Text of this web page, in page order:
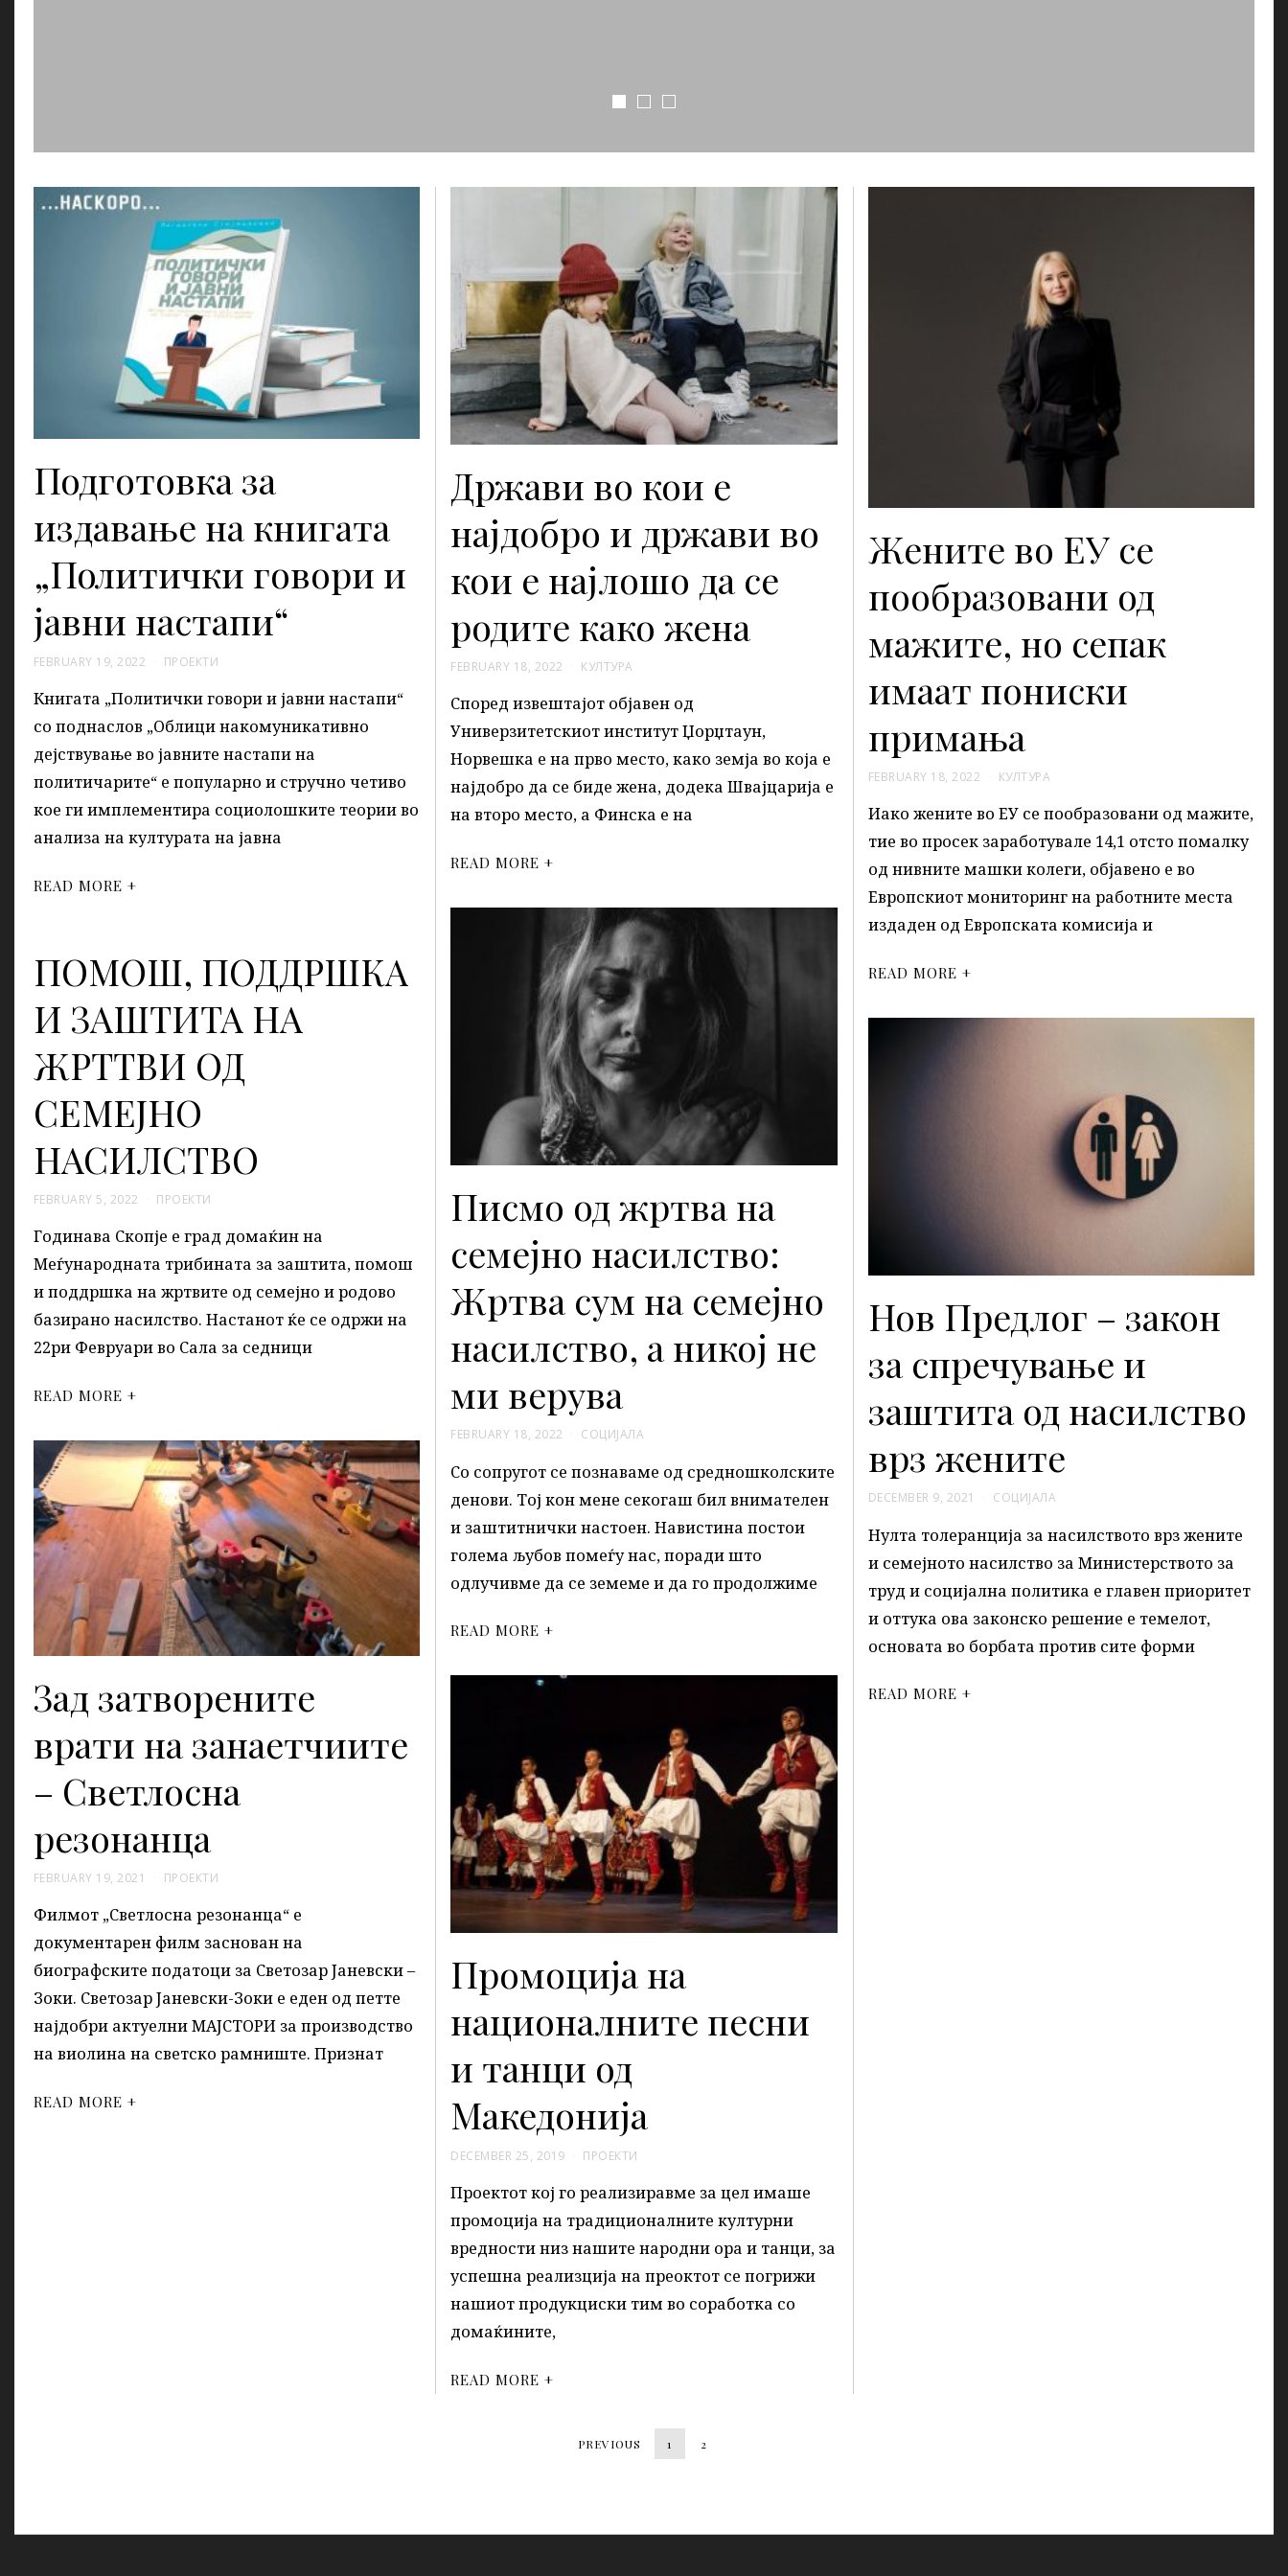
Подготовка за
издавање на книгата
„Политички говори и
јавни настапи“
FEBRUARY 19, 2022 ПРОЕКТИ
Книгата „Политички говори и јавни настапи“
со поднаслов „Облици накомуникативно
дејствување во јавните настапи на
политичарите“ е популарно и стручно четиво
кое ги имплементира социолошките теории во
анализа на културата на јавна
READ MORE +
Држави во кои е
најдобро и држави во
кои е најлошо да се
родите како жена
FEBRUARY 18, 2022 КУЛТУРА
Според извештајот објавен од
Универзитетскиот институт Џорџтаун,
Норвешка е на прво место, како земја во која е
најдобро да се биде жена, додека Швајцарија е
на второ место, а Финска е на
READ MORE +
Жените во ЕУ се
пообразовани од
мажите, но сепак
имаат пониски
примања
FEBRUARY 18, 2022 КУЛТУРА
Иако жените во ЕУ се пообразовани од мажите,
тие во просек заработувале 14,1 отсто помалку
од нивните машки колеги, објавено е во
Европскиот мониторинг на работните места
издаден од Европската комисија и
READ MORE +
Писмо од жртва на
семејно насилство:
Жртва сум на семејно
насилство, а никој не
ми верува
FEBRUARY 18, 2022 СОЦИЈАЛА
Со сопругот се познаваме од средношколските
денови. Тој кон мене секогаш бил внимателен
и заштитнички настоен. Навистина постои
голема љубов помеѓу нас, поради што
одлучивме да се земеме и да го продолжиме
READ MORE +
ПОМОШ, ПОДДРШКА
И ЗАШТИТА НА
ЖРТТВИ ОД
СЕМЕЈНО
НАСИЛСТВО
FEBRUARY 5, 2022 ПРОЕКТИ
Годинава Скопје е град домаќин на
Меѓународната трибината за заштита, помош
и поддршка на жртвите од семејно и родово
базирано насилство. Настанот ќе се одржи на
22ри Февруари во Сала за седници
READ MORE +
Нов Предлог – закон
за спречување и
заштита од насилство
врз жените
DECEMBER 9, 2021 СОЦИЈАЛА
Нулта толеранција за насилството врз жените
и семејното насилство за Министерството за
труд и социјална политика е главен приоритет
и оттука ова законско решение е темелот,
основата во борбата против сите форми
READ MORE +
Зад затворените
врати на занаетчиите
– Светлосна
резонанца
FEBRUARY 19, 2021 ПРОЕКТИ
Филмот „Светлосна резонанца“ е
документарен филм заснован на
биографските податоци за Светозар Јаневски –
Зоки. Светозар Јаневски-Зоки е еден од петте
најдобри актуелни МАЈСТОРИ за производство
на виолина на светско рамниште. Признат
READ MORE +
Промоција на
националните песни
и танци од
Македонија
DECEMBER 25, 2019 ПРОЕКТИ
Проектот кој го реализиравме за цел имаше
промоција на традиционалните културни
вредности низ нашите народни ора и танци, за
успешна реализција на преоктот се погрижи
нашиот продукциски тим во соработка со
домаќините,
READ MORE +
PREVIOUS 1 2